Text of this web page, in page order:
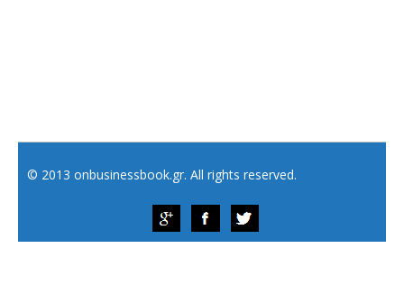
© 2013 onbusinessbook.gr. All rights reserved.